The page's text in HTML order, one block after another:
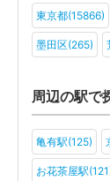
その他(7)
東京都(15866)
墨田区(265)
周辺の駅で
亀有駅(125)
お花茶屋駅